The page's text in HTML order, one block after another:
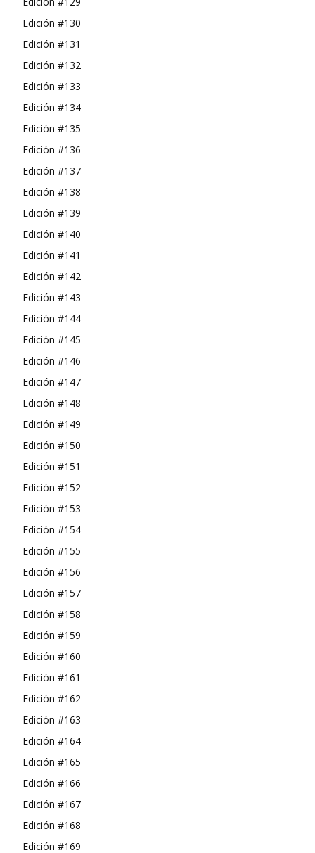
Edición #130
Edición #131
Edición #132
Edición #133
Edición #134
Edición #135
Edición #136
Edición #137
Edición #138
Edición #139
Edición #140
Edición #141
Edición #142
Edición #143
Edición #144
Edición #145
Edición #146
Edición #147
Edición #148
Edición #149
Edición #150
Edición #151
Edición #152
Edición #153
Edición #154
Edición #155
Edición #156
Edición #157
Edición #158
Edición #159
Edición #160
Edición #161
Edición #162
Edición #163
Edición #164
Edición #165
Edición #166
Edición #167
Edición #168
Edición #169